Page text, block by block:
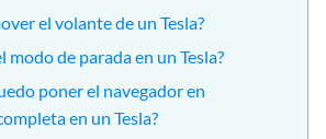
el volante de un Tesla?
modo de parada en un Tesla?
poner el navegador en
en un Tesla?